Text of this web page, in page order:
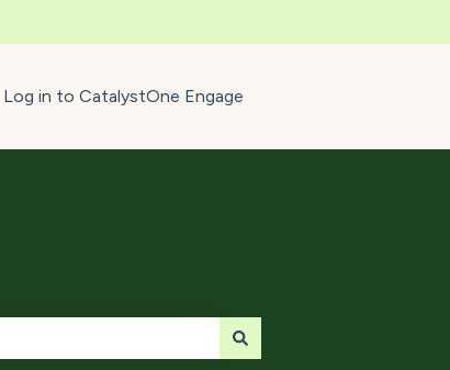
Log in to CatalystOne Engage